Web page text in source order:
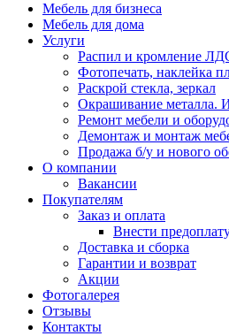
Мебель для бизнеса
Мебель для дома
Услуги
Распил и кромление
Фотопечать, наклейка
Раскрой стекла, зеркал
Окрашивание металла.
Ремонт мебели и
Демонтаж и монтаж
Продажа б/у и нового
О компании
Вакансии
Покупателям
Заказ и оплата
Внести
Доставка и сборка
Гарантии и возврат
Акции
Фотогалерея
Отзывы
Контакты